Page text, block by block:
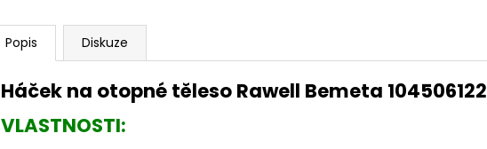
Popis Diskuze
Háček na otopné těleso Rawell Bemeta 104506122
VLASTNOSTI: